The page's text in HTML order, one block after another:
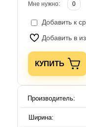
Мне нужно:
Добавить к
Добавить в
КУПИТЬ
Производитель:
Ширина: